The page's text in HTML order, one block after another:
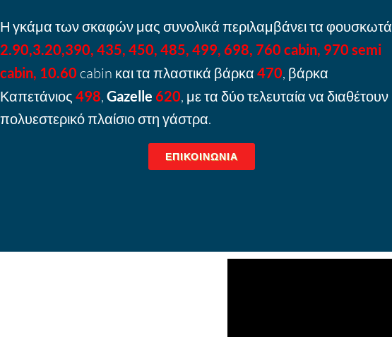
Η γκάμα των σκαφών μας συνολικά περιλαμβάνει τα φουσκωτά
2.90,3.20,390, 435, 450, 485, 499, 698, 760 cabin, 970 semi
cabin, 10.60 cabin και τα πλαστικά βάρκα 470, βάρκα
Καπετάνιος 498, Gazelle 620, με τα δύο τελευταία να διαθέτουν
πολυεστερικό πλαίσιο στη γάστρα.
ΕΠΙΚΟΙΝΩΝΊΑ